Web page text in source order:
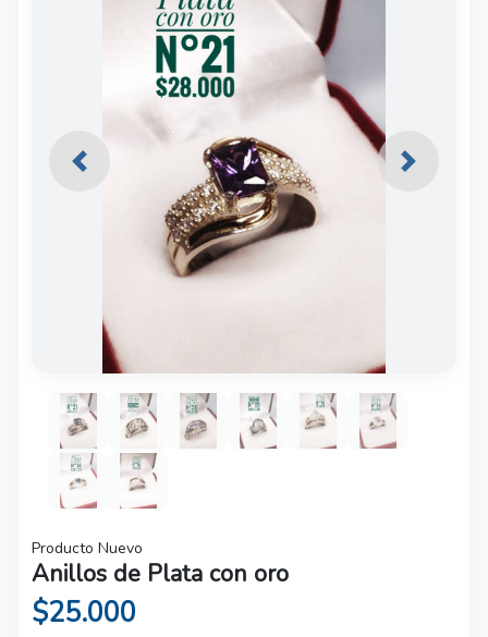
Previous Next
Producto Nuevo
Anillos de Plata con oro
$25.000